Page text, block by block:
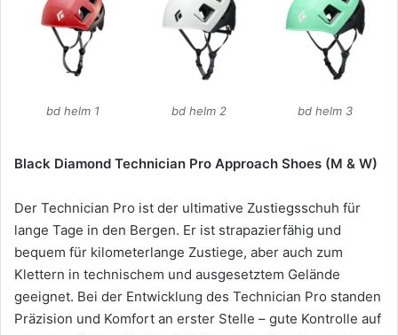
bd helm 1 bd helm 2 bd helm 3
Black Diamond Technician Pro Approach Shoes (M & W)
Der Technician Pro ist der ultimative Zustiegsschuh für
lange Tage in den Bergen. Er ist strapazierfähig und
bequem für kilometerlange Zustiege, aber auch zum
Klettern in technischem und ausgesetztem Gelände
geeignet. Bei der Entwicklung des Technician Pro standen
Präzision und Komfort an erster Stelle – gute Kontrolle auf